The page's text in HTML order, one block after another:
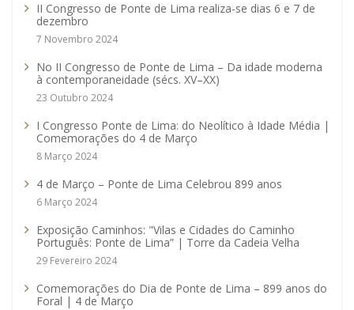
II Congresso de Ponte de Lima realiza-se dias 6 e 7 de
dezembro
7 Novembro 2024
No II Congresso de Ponte de Lima – Da idade moderna
à contemporaneidade (sécs. XV–XX)
23 Outubro 2024
I Congresso Ponte de Lima: do Neolítico à Idade Média |
Comemorações do 4 de Março
8 Março 2024
4 de Março – Ponte de Lima Celebrou 899 anos
6 Março 2024
Exposição Caminhos: "Vilas e Cidades do Caminho
Português: Ponte de Lima” | Torre da Cadeia Velha
29 Fevereiro 2024
Comemorações do Dia de Ponte de Lima – 899 anos do
Foral | 4 de Março